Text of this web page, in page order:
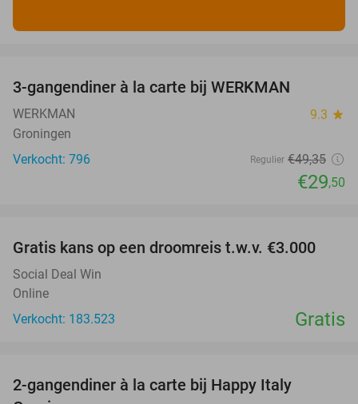
3-gangendiner à la carte bij WERKMAN
WERKMAN 9.3 star
Groningen
Verkocht: 796
Regulier €49,35
€29,50
Gratis kans op een droomreis t.w.v. €3.000
Social Deal Win
Online
Verkocht: 183.523
Gratis
2-gangendiner à la carte bij Happy Italy